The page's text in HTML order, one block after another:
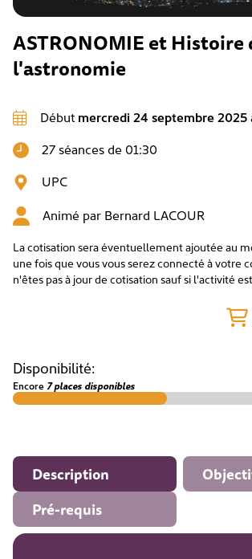
ASTRONOMIE et Histoire
l'astronomie
Début mercredi 24 septembre 2025
27 séances de 01:30
UPC
Animé par Bernard LACOUR
La cotisation sera éventuellement ajoutée au
une fois que vous vous serez connecté à votre
n'êtes pas à jour de cotisation sauf si l'activité
Disponibilité:
Encore 7 places disponibles
Description
Pré-requis